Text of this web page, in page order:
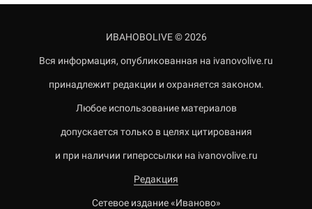
ИВАНОВОLIVE © 2026
Вся информация, опубликованная на ivanovolive.ru
принадлежит редакции и охраняется законом.
Любое использование материалов
допускается только в целях цитирования
и при наличии гиперссылки на ivanovolive.ru
Редакция
Сетевое издание «Иваново»